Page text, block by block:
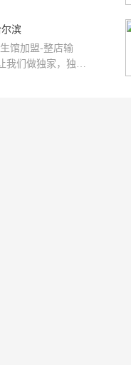
滨
馆加盟-整店输
我们做独家，独揽